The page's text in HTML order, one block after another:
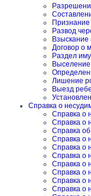
Развод
Договор о
Раздел
Выселение
Лишение
Выезд
Справка о
Справка о
Справка о
Справка об
Справка о
Справка о
Справка о
Справка о
Справка о
Справка о
Справка о